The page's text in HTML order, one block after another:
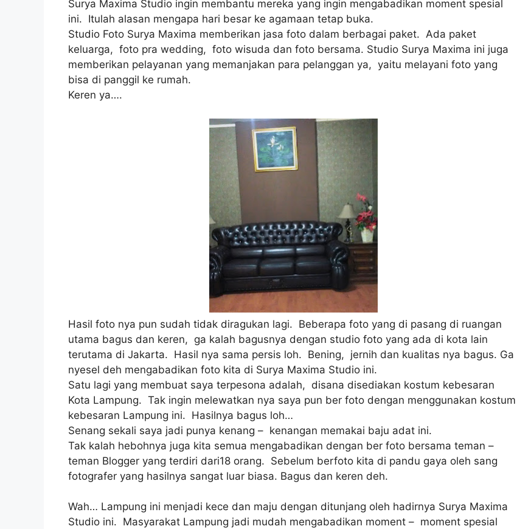
Surya Maxima Studio ingin membantu mereka yang ingin mengabadikan moment spesial
ini. Itulah alasan mengapa hari besar ke agamaan tetap buka.
Studio Foto Surya Maxima memberikan jasa foto dalam berbagai paket. Ada paket
keluarga, foto pra wedding, foto wisuda dan foto bersama. Studio Surya Maxima ini juga
memberikan pelayanan yang memanjakan para pelanggan ya, yaitu melayani foto yang
bisa di panggil ke rumah.
Keren ya….
Hasil foto nya pun sudah tidak diragukan lagi. Beberapa foto yang di pasang di ruangan
utama bagus dan keren, ga kalah bagusnya dengan studio foto yang ada di kota lain
terutama di Jakarta. Hasil nya sama persis loh. Bening, jernih dan kualitas nya bagus. Ga
nyesel deh mengabadikan foto kita di Surya Maxima Studio ini.
Satu lagi yang membuat saya terpesona adalah, disana disediakan kostum kebesaran
Kota Lampung. Tak ingin melewatkan nya saya pun ber foto dengan menggunakan kostum
kebesaran Lampung ini. Hasilnya bagus loh…
Senang sekali saya jadi punya kenang – kenangan memakai baju adat ini.
Tak kalah hebohnya juga kita semua mengabadikan dengan ber foto bersama teman –
teman Blogger yang terdiri dari18 orang. Sebelum berfoto kita di pandu gaya oleh sang
fotografer yang hasilnya sangat luar biasa. Bagus dan keren deh.
Wah… Lampung ini menjadi kece dan maju dengan ditunjang oleh hadirnya Surya Maxima
Studio ini. Masyarakat Lampung jadi mudah mengabadikan moment – moment spesial